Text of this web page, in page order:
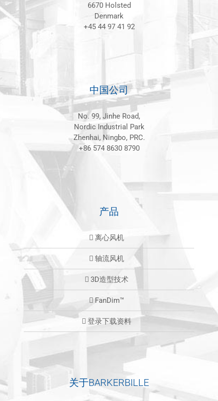
6670 Holsted
Denmark
+45 44 97 41 92
中国公司
No. 99, Jinhe Road,
Nordic Industrial Park
Zhenhai, Ningbo, PRC.
+86 574 8630 8790
产品
离心风机
轴流风机
3D造型技术
FanDim™
登录下载资料
关于BARKERBILLE